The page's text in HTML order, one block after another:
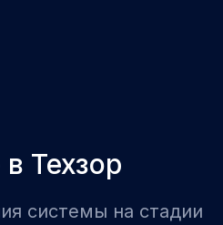
Техзор
системы на стадии